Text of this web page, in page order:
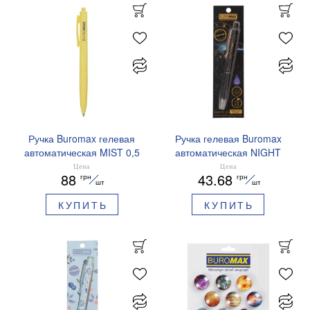
Ручка Buromax гелевая
автоматическая MIST 0,5
мм синие чернила
BM.83103
Цена
88 грн
шт
КУПИТЬ
Ручка гелевая Buromax
автоматическая NIGHT
SKY ZODIAC 0.5 мм
ароматизированный грипп
синие чернила BM.8379-
01
Цена
43.68 грн
шт
КУПИТЬ